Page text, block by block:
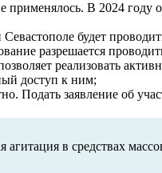
В 2024 году
будет
разрешается
реализовать
доступ к ним;
Подать заявление об
в средствах